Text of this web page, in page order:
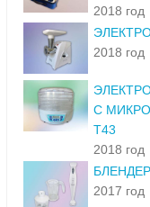
2018 год
2018 год
С
Т43
2018 год
2017 год